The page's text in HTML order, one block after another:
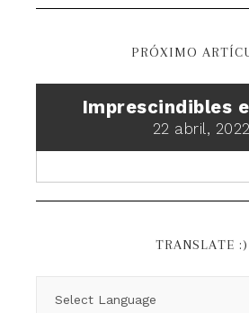
PRÓXIMO
Imprescindibles
22 abril, 2022
TRANSLATE :)